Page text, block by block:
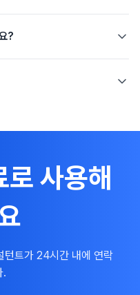
?
사용해
턴트가 24시간 내에 연락
.